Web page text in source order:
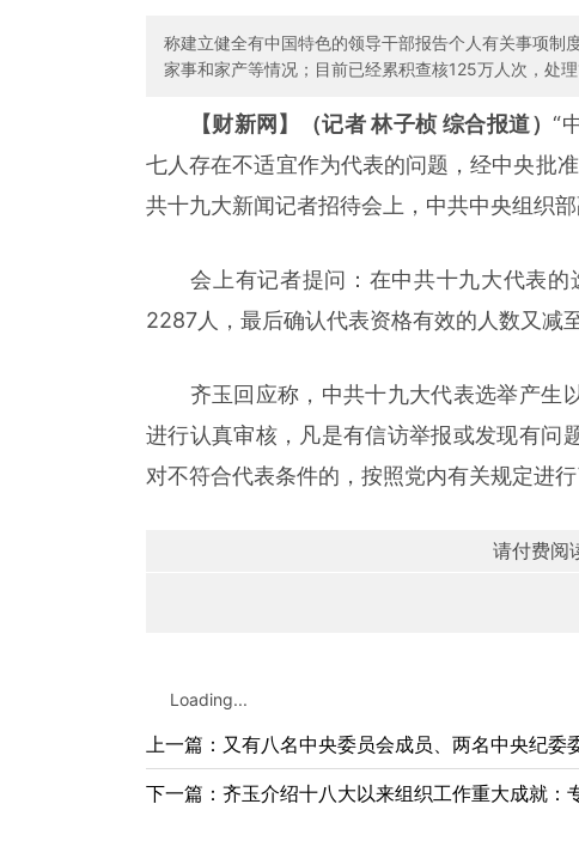
称建立健全有中国特色的领导干部报告个人有关事项制
家事和家产等情况；目前已经累积查核125万人次，处
【财新网】（记者 林子桢 综合报道）“
七人存在不适宜作为代表的问题，经中央批
共十九大新闻记者招待会上，中共中央组织
会上有记者提问：在中共十九大代表的
2287人，最后确认代表资格有效的人数又减
齐玉回应称，中共十九大代表选举产生
进行认真审核，凡是有信访举报或发现有问
对不符合代表条件的，按照党内有关规定进行
请付费阅
Loading...
上一篇：又有八名中央委员会成员、两名中央纪委
下一篇：齐玉介绍十八大以来组织工作重大成就：